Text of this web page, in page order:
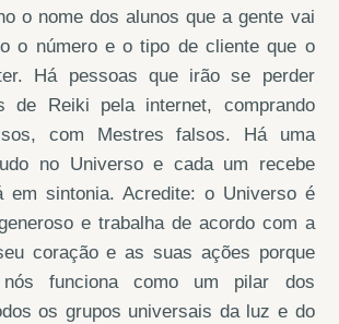
o nome dos alunos que a gente vai
o número e o tipo de cliente que o
Há pessoas que irão se perder
de Reiki pela internet, comprando
com Mestres falsos. Há uma
no Universo e cada um recebe
em sintonia. Acredite: o Universo é
e trabalha de acordo com a
coração e as suas ações porque
funciona como um pilar dos
os grupos universais da luz e do